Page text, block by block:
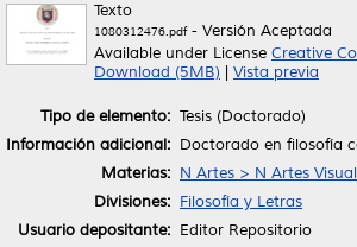
Texto
1080312476.pdf- Versión Aceptada
Available under License Creative
Download (5MB)
Vista previa
Tipo de elemento: Tesis (Doctorado)
Información adicional: Doctorado en filosofía
Materias: N Artes > N Artes
Divisiones: Filosofía y Letras
Usuario depositante: Editor Repositorio